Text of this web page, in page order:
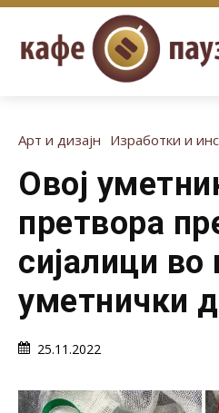
Арт и дизајн Изработки и
Овој
претвора
сијалици во
уметнички
25.11.2022